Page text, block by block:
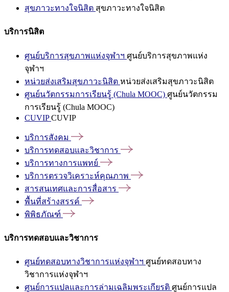
สุขภาวะทางใจนิสิต สุขภาวะทางใจนิสิต
บริการนิสิต
ศูนย์บริการสุขภาพแห่งจุฬาฯ ศูนย์บริการสุขภาพแห่ง
จุฬาฯ
หน่วยส่งเสริมสุขภาวะนิสิต หน่วยส่งเสริมสุขภาวะนิสิต
ศูนย์นวัตกรรมการเรียนรู้ (Chula MOOC) ศูนย์นวัตกรรม
การเรียนรู้ (Chula MOOC)
CUVIPCUVIP
บริการสังคม
บริการทดสอบและวิชาการ
บริการทางการแพทย์
บริการตรวจวิเคราะห์คุณภาพ
สารสนเทศและการสื่อสาร
พื้นที่สร้างสรรค์
พิพิธภัณฑ์
บริการทดสอบและวิชาการ
ศูนย์ทดสอบทางวิชาการแห่งจุฬาฯ ศูนย์ทดสอบทาง
วิชาการแห่งจุฬาฯ
ศูนย์การแปลและการล่ามเฉลิมพระเกียรติ ศูนย์การแปล